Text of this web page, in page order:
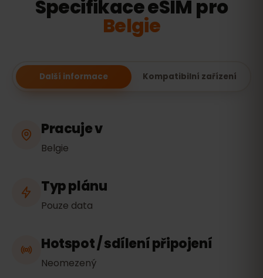
Specifikace eSIM pro
Belgie
Další informace Kompatibilní zařízení
Pracuje v
Belgie
Typ plánu
Pouze data
Hotspot / sdílení připojení
Neomezený